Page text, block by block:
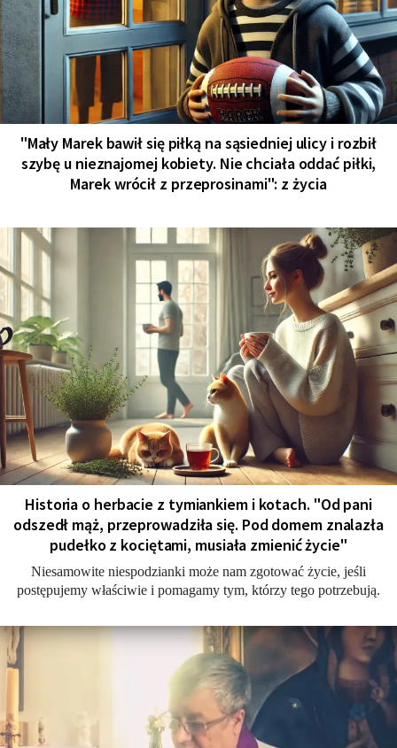
"Mały Marek bawił się piłką na sąsiedniej ulicy i rozbił
szybę u nieznajomej kobiety. Nie chciała oddać piłki,
Marek wrócił z przeprosinami": z życia
Historia o herbacie z tymiankiem i kotach. "Od pani
odszedł mąż, przeprowadziła się. Pod domem znalazła
pudełko z kociętami, musiała zmienić życie"
Niesamowite niespodzianki może nam zgotować życie, jeśli
postępujemy właściwie i pomagamy tym, którzy tego potrzebują.